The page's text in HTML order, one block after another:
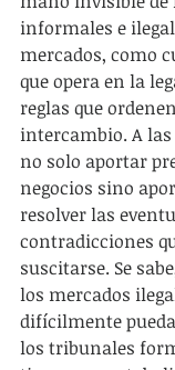
informales e
mercados, como
que opera en la
reglas que
intercambio. A
no solo aportar
negocios sino
resolver las
contradicciones
suscitarse. Se
los mercados
difícilmente
los tribunales